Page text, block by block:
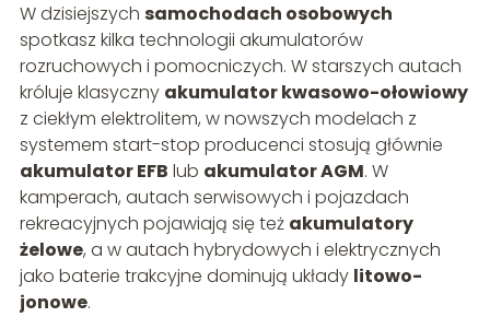
W dzisiejszych samochodach osobowych
spotkasz kilka technologii akumulatorów
rozruchowych i pomocniczych. W starszych autach
króluje klasyczny akumulator kwasowo-ołowiowy
z ciekłym elektrolitem, w nowszych modelach z
systemem start-stop producenci stosują głównie
akumulator EFB lub akumulator AGM. W
kamperach, autach serwisowych i pojazdach
rekreacyjnych pojawiają się też akumulatory
żelowe, a w autach hybrydowych i elektrycznych
jako baterie trakcyjne dominują układy litowo-
jonowe.